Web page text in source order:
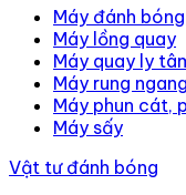
Máy đánh
Máy lồng quay
Máy quay ly
Máy rung
Máy phun cát,
Máy sấy
Vật tư đánh bóng